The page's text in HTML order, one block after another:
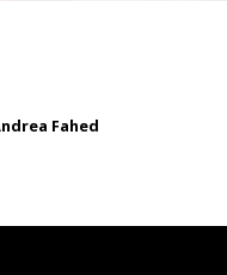
Fahed